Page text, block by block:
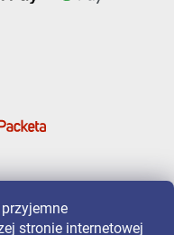
stronie internetowej